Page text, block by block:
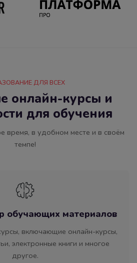
ДЛЯ ВСЕХ
онлайн-курсы и
для обучения​
время, в удобном месте и в своём
темпе!
обучающих материалов
включающие онлайн-курсы,
электронные книги и многое
другое.